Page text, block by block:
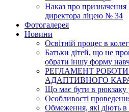
Наказ про
директора ліцею № 34
Фотогалерея
Новини
Освітній процес в
Батьки дітей, що не
обрати іншу форму
РЕГЛАМЕНТ
АДАПТИВНОГО
Що має бути в рюкзаку
Особливості
Обмеження, які діють в